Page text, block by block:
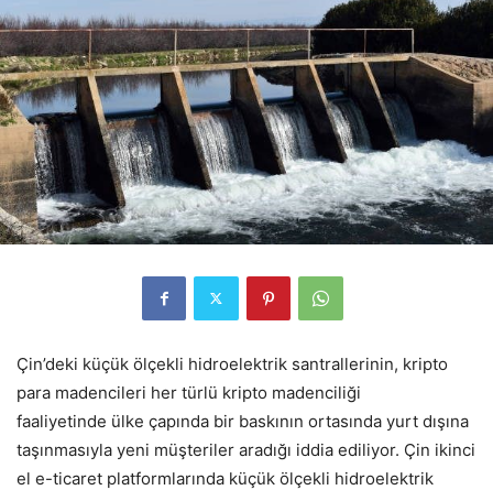
Çin’deki küçük ölçekli hidroelektrik santrallerinin, kripto
para madencileri her türlü kripto madenciliği
faaliyetinde ülke çapında bir baskının ortasında yurt dışına
taşınmasıyla yeni müşteriler aradığı iddia ediliyor. Çin ikinci
el e-ticaret platformlarında küçük ölçekli hidroelektrik